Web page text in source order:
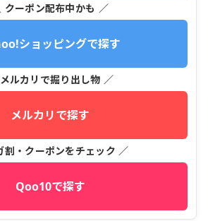
クーポン配布中かも ／
ショッピングで探す
ルカリで掘り出し物 ／
メルカリで探す
割・クーポンをチェック ／
Qoo10で探す